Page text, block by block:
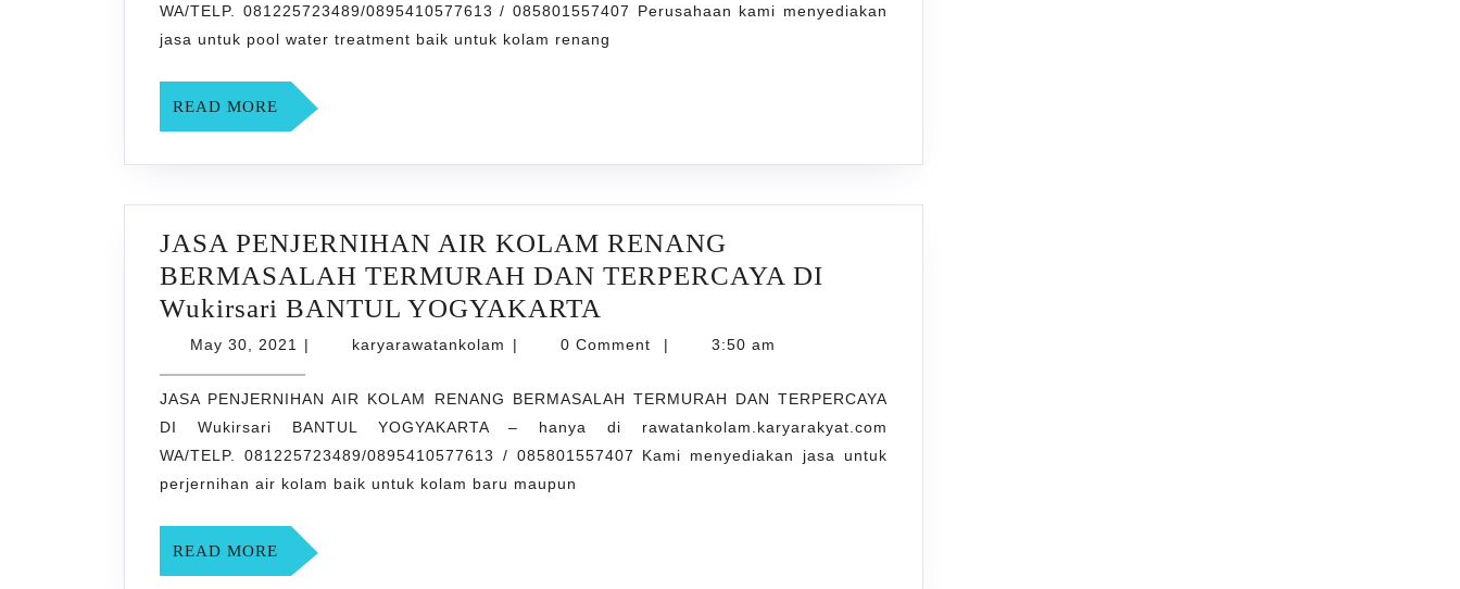
BARU
YOGYAKARTA
WA/TELP. 081225723489/0895410577613 / 085801557407 Perusahaan kami menyediakan
jasa untuk pool water treatment baik untuk kolam renang
READ MORE READ
MORE
JASA PENJERNIHAN AIR KOLAM RENANG
BERMASALAH TERMURAH DAN TERPERCAYA DI
Wukirsari BANTUL YOGYAKARTA
PENJERNIHAN
KOLAM
RENANG
BERMASALAH
May 30, 2021 May
2021
| karyarawatankolam karyarawatankolam
| 0 Comment | 3:50 am
JASA PENJERNIHAN AIR KOLAM RENANG BERMASALAH TERMURAH DAN TERPERCAYA
DI Wukirsari BANTUL YOGYAKARTA – hanya di rawatankolam.karyarakyat.com
WA/TELP. 081225723489/0895410577613 / 085801557407 Kami menyediakan jasa untuk
perjernihan air kolam baik untuk kolam baru maupun
READ MORE READ
MORE